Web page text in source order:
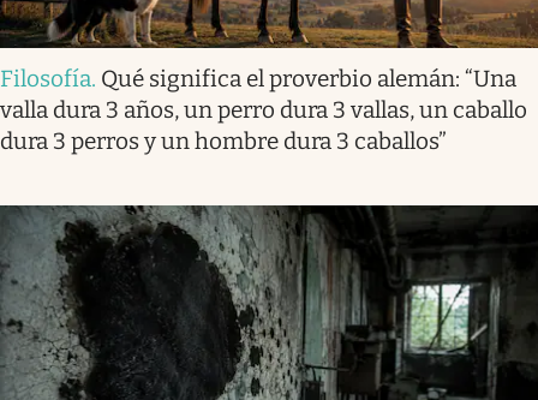
Filosofía. Qué significa el proverbio alemán: “Una
valla dura 3 años, un perro dura 3 vallas, un caballo
dura 3 perros y un hombre dura 3 caballos”